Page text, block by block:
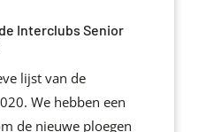
Interclubs Senior
lijst van de
We hebben een
de nieuwe ploegen